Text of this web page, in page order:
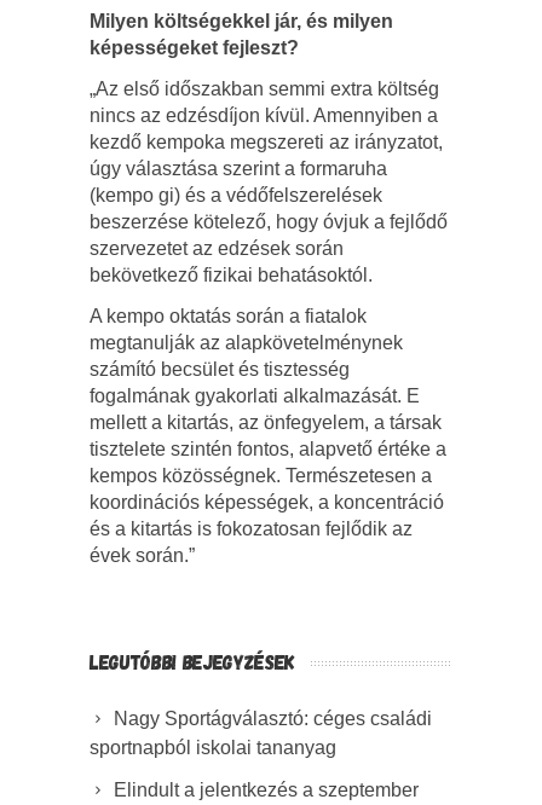
Milyen költségekkel jár, és milyen
képességeket fejleszt?
„Az első időszakban semmi extra költség
nincs az edzésdíjon kívül. Amennyiben a
kezdő kempoka megszereti az irányzatot,
úgy választása szerint a formaruha
(kempo gi) és a védőfelszerelések
beszerzése kötelező, hogy óvjuk a fejlődő
szervezetet az edzések során
bekövetkező fizikai behatásoktól.
A kempo oktatás során a fiatalok
megtanulják az alapkövetelménynek
számító becsület és tisztesség
fogalmának gyakorlati alkalmazását. E
mellett a kitartás, az önfegyelem, a társak
tisztelete szintén fontos, alapvető értéke a
kempos közösségnek. Természetesen a
koordinációs képességek, a koncentráció
és a kitartás is fokozatosan fejlődik az
évek során.”
LEGUTÓBBI BEJEGYZÉSEK
Nagy Sportágválasztó: céges családi
sportnapból iskolai tananyag
Elindult a jelentkezés a szeptember